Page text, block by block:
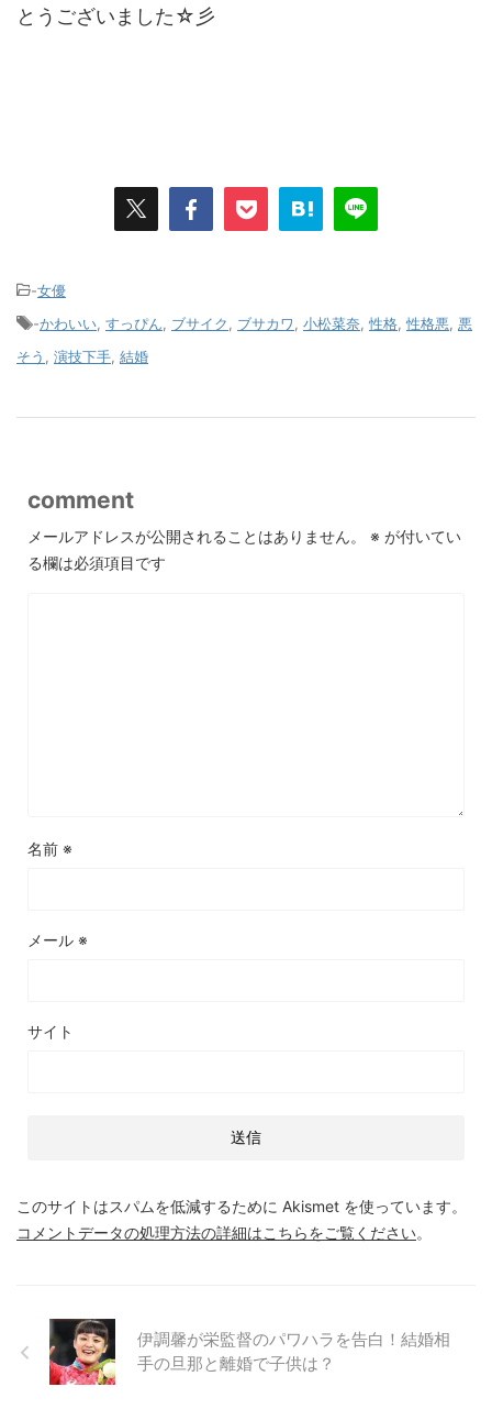
とうございました☆彡
-女優
-かわいい すっぴん ブサイク ブサカワ 小松菜奈 性格 性格悪 悪
そう
演技下手 結婚
comment
メールアドレスが公開されることはありません。 ※ が付いてい
る欄は必須項目です
名前 ※
メール ※
サイト
このサイトはスパムを低減するために Akismet を使っています。
コメントデータの処理方法の詳細はこちらをご覧ください。
伊調馨が栄監督のパワハラを告白！結婚相
手の旦那と離婚で子供は？